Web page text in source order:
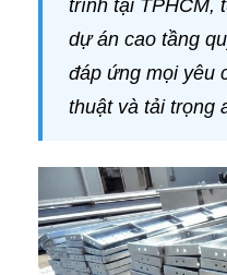
trình tại TPHCM,
dự án cao tầng
đáp ứng mọi yêu
thuật và tải trọng